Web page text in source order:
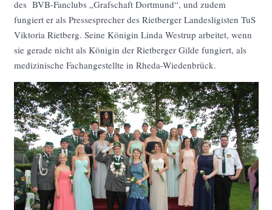
des BVB-Fanclubs „Grafschaft Dortmund“, und zudem
fungiert er als Pressesprecher des Rietberger Landesligisten TuS
Viktoria Rietberg. Seine Königin Linda Westrup arbeitet, wenn
sie gerade nicht als Königin der Rietberger Gilde fungiert, als
medizinische Fachangestellte in Rheda-Wiedenbrück.